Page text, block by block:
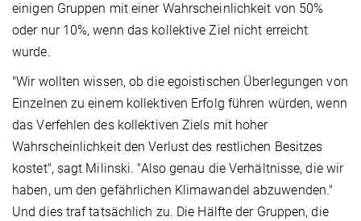
einigen Gruppen mit einer Wahrscheinlichkeit von 50%
oder nur 10%, wenn das kollektive Ziel nicht erreicht
wurde.
"Wir wollten wissen, ob die egoistischen Überlegungen von
Einzelnen zu einem kollektiven Erfolg führen würden, wenn
das Verfehlen des kollektiven Ziels mit hoher
Wahrscheinlichkeit den Verlust des restlichen Besitzes
kostet", sagt Milinski. "Also genau die Verhältnisse, die wir
haben, um den gefährlichen Klimawandel abzuwenden."
Und dies traf tatsächlich zu. Die Hälfte der Gruppen, die